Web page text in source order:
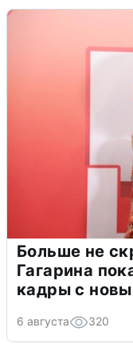
Больше не
Гагарина
кадры с
6 августа 320